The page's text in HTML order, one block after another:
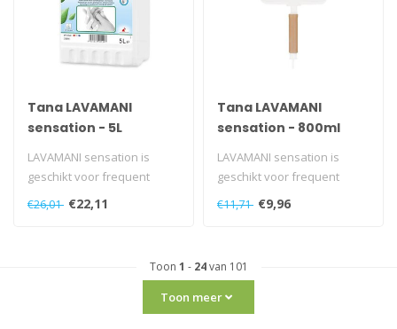
Tana LAVAMANI
sensation - 5L
LAVAMANI sensation is
geschikt voor frequent
gebruik (dermatologisch
€26,01 €22,11
Tana LAVAMANI
sensation - 800ml
LAVAMANI sensation is
geschikt voor frequent
gebruik (dermatologisch
€11,71 €9,96
Toon 1 - 24van 101
Toon meer